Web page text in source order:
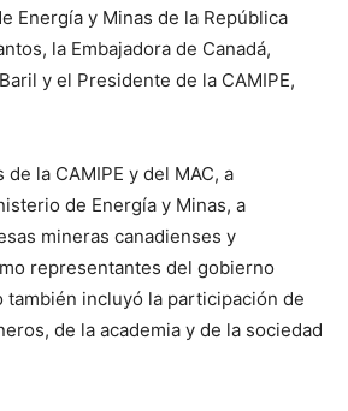
Energía y Minas de la República
la Embajadora de Canadá,
y el Presidente de la CAMIPE,
la CAMIPE y del MAC, a
de Energía y Minas, a
mineras canadienses y
representantes del gobierno
también incluyó la participación de
de la academia y de la sociedad